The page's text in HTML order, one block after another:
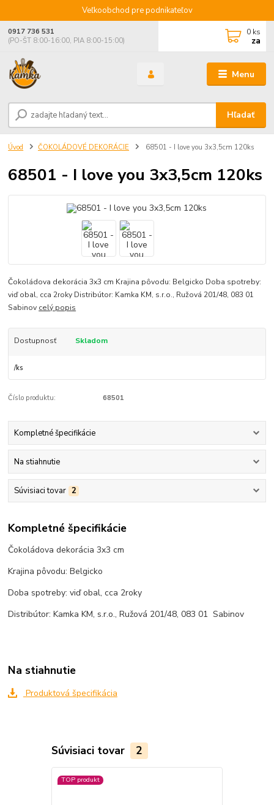
Veľkoobchod pre podnikateľov
Menu
Hľadať
0917 736 531
(PO-ŠT 8:00-16:00, PIA 8:00-15:00)
0 ks
za
Úvod ČOKOLÁDOVÉ DEKORÁCIE 68501 - I love you 3x3,5cm 120ks
68501 - I love you 3x3,5cm 120ks
Čokoládova dekorácia 3x3 cm Krajina pôvodu: Belgicko Doba spotreby:
viď obal, cca 2roky Distribútor: Kamka KM, s.r.o., Ružová 201/48, 083 01
Sabinov celý popis
Dostupnosť Skladom
/ks
Číslo produktu: 68501
Kompletné špecifikácie
Na stiahnutie
Súvisiaci tovar 2
Kompletné špecifikácie
Čokoládova dekorácia 3x3 cm
Krajina pôvodu: Belgicko
Doba spotreby: viď obal, cca 2roky
Distribútor: Kamka KM, s.r.o., Ružová 201/48, 083 01 Sabinov
Na stiahnutie
Produktová špecifikácia
Súvisiaci tovar 2
TOP produkt